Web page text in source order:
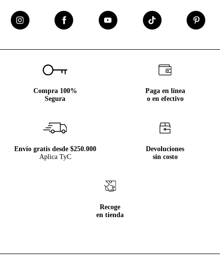
Compra 100%
Segura
Paga en línea
o en efectivo
Envío gratis desde $250.000
Aplica TyC
Devoluciones
sin costo
Recoge
en tienda